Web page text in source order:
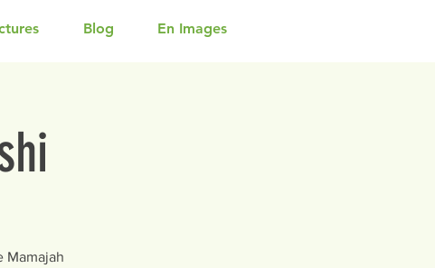
Blog En Images
Mamajah